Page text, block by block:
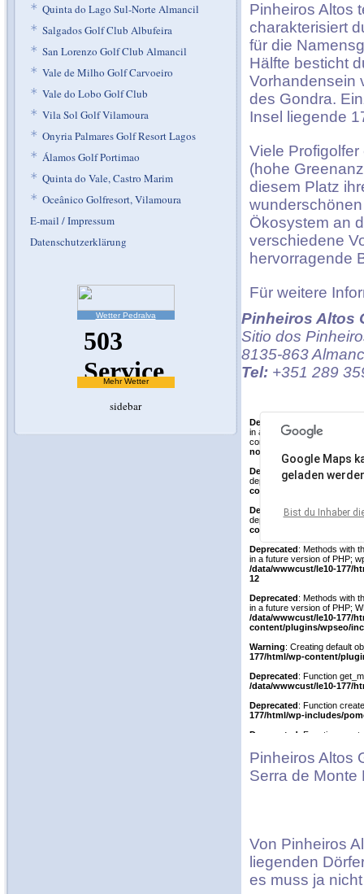
* Quinta do Lago Sul-Norte Almancil
* Salgados Golf Club Albufeira
* San Lorenzo Golf Club Almancil
* Vale de Milho Golf Carvoeiro
* Vale do Lobo Golf Club
* Vila Sol Golf Vilamoura
* Onyria Palmares Golf Resort Lagos
* Álamos Golf Portimao
* Quinta do Vale, Castro Marim
* Oceânico Golfresort, Vilamoura
E-mail / Impressum
Datenschutzerklärung
Wetter Pedralva
Mehr Wetter
sidebar
Pinheiros Altos
charakterisiert
für die
Hälfte besticht
Vorhandensein
des Gondra.
Insel liegende
Viele
(hohe
diesem Platz
Ökosystem an
verschiedene
hervorragende
Für weitere
Pinheiros Altos
Sitio dos
8135-863
Tel: +351 289
Pinheiros Altos
Serra de Monte
Von Pinheiros
liegenden
es muss ja